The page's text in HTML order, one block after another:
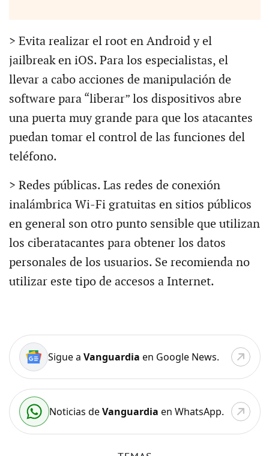
> Evita realizar el root en Android y el
jailbreak en iOS. Para los especialistas, el
llevar a cabo acciones de manipulación de
software para “liberar” los dispositivos abre
una puerta muy grande para que los atacantes
puedan tomar el control de las funciones del
teléfono.
> Redes públicas. Las redes de conexión
inalámbrica Wi-Fi gratuitas en sitios públicos
en general son otro punto sensible que utilizan
los ciberatacantes para obtener los datos
personales de los usuarios. Se recomienda no
utilizar este tipo de accesos a Internet.
Sigue a Vanguardia en Google News.
Noticias deVanguardia en WhatsApp.